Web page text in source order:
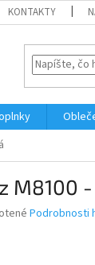
KONTAKTY
M8100
Podrobnosti